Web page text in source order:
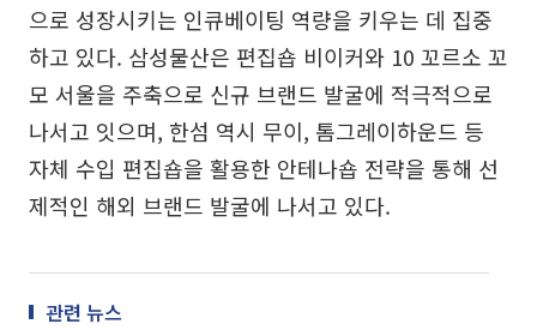
으로 성장시키는 인큐베이팅 역량을 키우는 데 집중
하고 있다. 삼성물산은 편집숍 비이커와 10 꼬르소 꼬
모 서울을 주축으로 신규 브랜드 발굴에 적극적으로
나서고 잇으며, 한섬 역시 무이, 톰그레이하운드 등
자체 수입 편집숍을 활용한 안테나숍 전략을 통해 선
제적인 해외 브랜드 발굴에 나서고 있다.
관련 뉴스